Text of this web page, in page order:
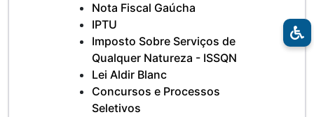
Nota Fiscal Gaúcha
IPTU
Imposto Sobre Serviços de
Qualquer Natureza - ISSQN
Lei Aldir Blanc
Concursos e Processos
Seletivos